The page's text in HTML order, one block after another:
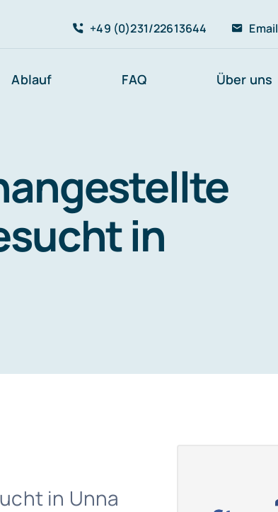
+49 (0)231/22613644 Email
Ablauf FAQ Über uns
in
in Unna